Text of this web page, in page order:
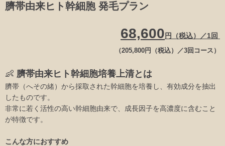
臍帯由来ヒト幹細胞 発毛プラン
68,600 円（税込）／1回
（205,800円 （税込）／3回コース）
👶 臍帯由来ヒト幹細胞培養上清とは
臍帯（へその緒）から採取された幹細胞を培養し、有効成分を抽出
したものです。
非常に若く活性の高い幹細胞由来で、成長因子を高濃度に含むこと
が特徴です。
こんな方におすすめ